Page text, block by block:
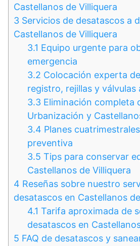
Castellanos de Villiquera
3 Servicios de desatascos a
Castellanos de Villiquera
3.1 Equipo urgente para
emergencia
3.2 Colocación experta
registro, rejillas y
3.3 Eliminación completa
Urbanización y
3.4 Planes
preventiva
3.5 Tips para conservar
Castellanos de Villiquera
4 Reseñas sobre nuestro
desatascos en Castellanos
4.1 Tarifa aproximada de
desatascos en
5 FAQ de desatascos y